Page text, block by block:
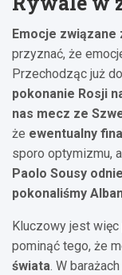
Emocje związane
przyznać, że
Przechodząc już
pokonanie Rosji
nas mecz ze
że ewentualny
sporo optymizmu,
Paolo Sousy
pokonaliśmy
Kluczowy jest więc
pominąć tego, że
świata. W